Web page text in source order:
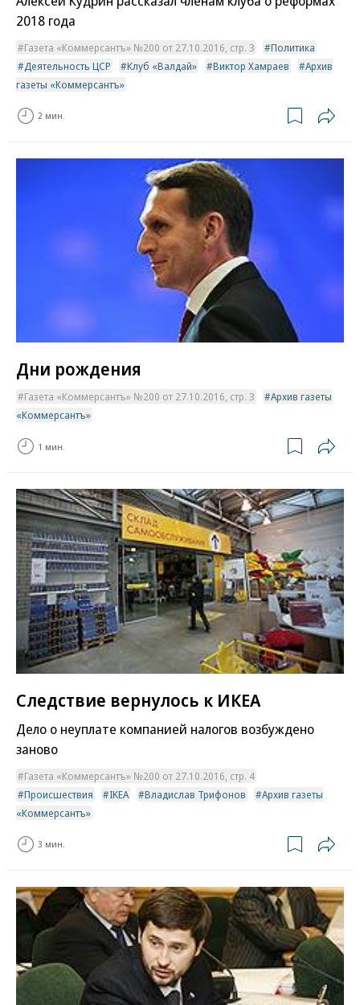
2018 года
Газета «Коммерсантъ» №200 от 27.10.2016, стр. 3
Политика
Деятельность ЦСР
Клуб «Валдай» Виктор Хамраев
Архив
газеты «Коммерсантъ»
2 мин.
Дни рождения
Газета «Коммерсантъ» №200 от 27.10.2016, стр. 3
Архив газеты
«Коммерсантъ»
1 мин.
Следствие вернулось к ИКЕА
Дело о неуплате компанией налогов возбуждено
заново
Газета «Коммерсантъ» №200 от 27.10.2016, стр. 4
Происшествия
IKEA Владислав Трифонов
Архив газеты
«Коммерсантъ»
3 мин.